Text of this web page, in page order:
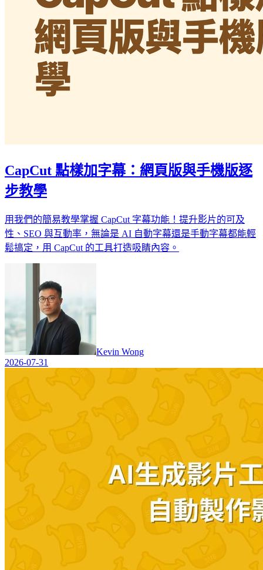
CapCut 點樣加字幕：網頁版與手機版逐
步教學
用我們的簡易教學掌握 CapCut 字幕功能！提升影片的可及
性、SEO 與互動率，無論是 AI 自動字幕還是手動字幕都能輕
鬆搞定，用 CapCut 的工具打造吸睛內容。
Kevin Wong
2026-07-31